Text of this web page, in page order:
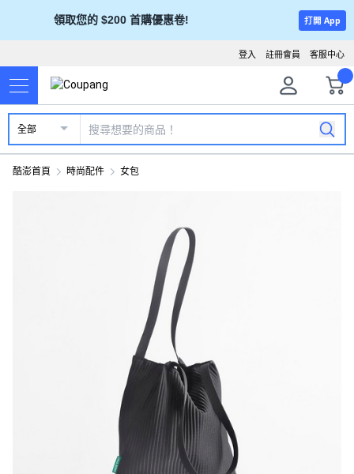
領取您的 $200 首購優惠卷! 打開 App
客服中心
註冊會員
登入
全部
酷澎首頁 時尚配件 女包